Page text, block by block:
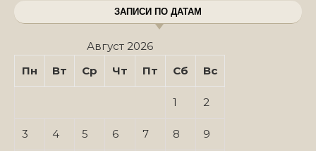
ЗАПИСИ ПО ДАТАМ
Август 2026
Пн
Вт Ср Чт Пт Сб Вс
1 2
3 4 5 6 7 8 9